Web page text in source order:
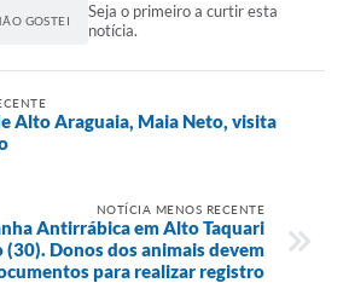
GOSTEI
Seja o primeiro a curtir esta
notícia.
Alto Araguaia, Maia Neto, visita
NOTÍCIA MENOS RECENTE
Antirrábica em Alto Taquari
(30). Donos dos animais devem
para realizar registro